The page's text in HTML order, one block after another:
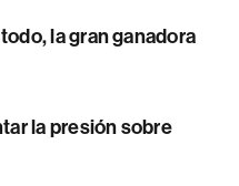
la gran ganadora
la presión sobre